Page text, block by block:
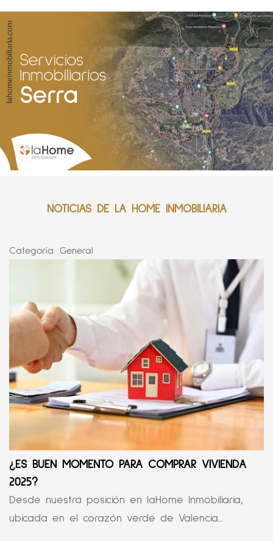
NOTICIAS DE LA HOME INMOBILIARIA
Categoría: General
¿ES BUEN MOMENTO PARA COMPRAR VIVIENDA
2025?
Desde nuestra posición en laHome Inmobiliaria,
ubicada en el corazón verde de Valencia...